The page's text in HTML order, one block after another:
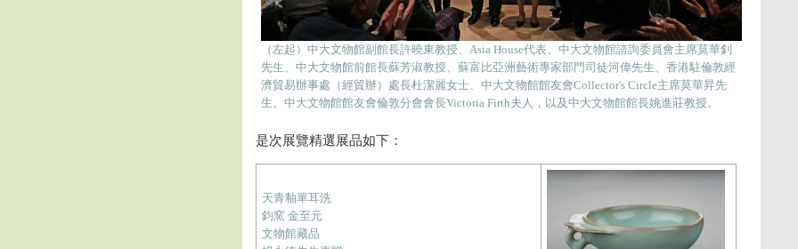
（左起）中大文物館副館長許曉東教授、Asia House代表、中大文物館諮詢委員會主席莫華釗
先生、中大文物館前館長蘇芳淑教授、蘇富比亞洲藝術專家部門司徒河偉先生、香港駐倫敦經
濟貿易辦事處（經貿辦）處長杜潔麗女士、中大文物館館友會Collector's Circle主席莫華昇先
生、中大文物館館友會倫敦分會會長Victoria Firth夫人，以及中大文物館館長姚進莊教授。
是次展覽精選展品如下：
天青釉單耳洗
鈞窯 金至元
文物館藏品